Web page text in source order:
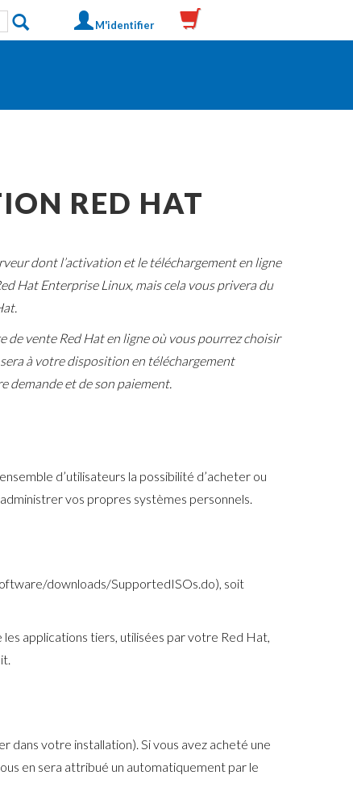
M'identifier
RED HAT
dont l’activation et le téléchargement en ligne
Hat Enterprise Linux, mais cela vous privera du
vente Red Hat en ligne où vous pourrez choisir
à votre disposition en téléchargement
demande et de son paiement.
d’utilisateurs la possibilité d’acheter ou
vos propres systèmes personnels.
downloads/SupportedISOs.do), soit
applications tiers, utilisées par votre Red Hat,
dans votre installation). Si vous avez acheté une
en sera attribué un automatiquement par le